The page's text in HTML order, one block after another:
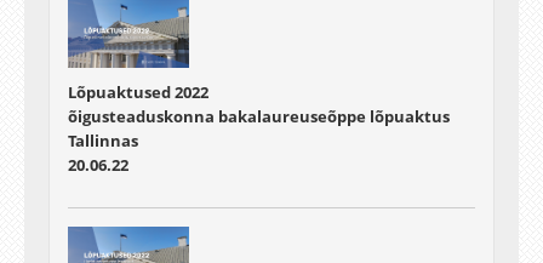
Lõpuaktused 2022
õigusteaduskonna bakalaureuseõppe lõpuaktus
Tallinnas
20.06.22